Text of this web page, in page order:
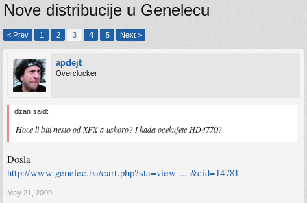
Nove distribucije u Genelecu
< Prev 1 2 3 4 5 Next >
apdejt
Overclocker
dzan said:
Hoce li biti nesto od XFX-a uskoro? I kada ocekujete HD4770?
Dosla
http://www.genelec.ba/cart.php?sta=view ... &cid=14781
May 21, 2009